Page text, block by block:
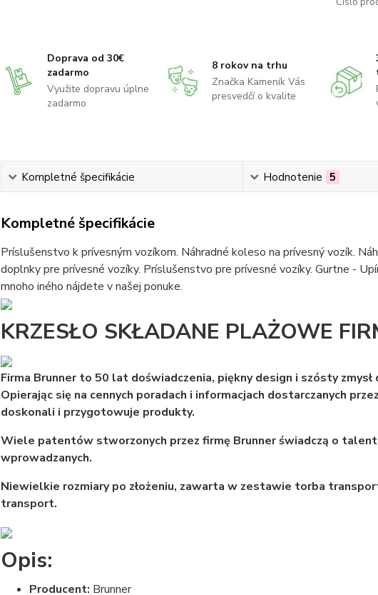
Doprava od 30€
zadarmo
Využite dopravu úplne
zadarmo
8 rokov na trhu
Značka Kameník Vás
presvedčí o kvalite
Kompletné špecifikácie Hodnotenie 5
Kompletné špecifikácie
Príslušenstvo k prívesným vozíkom. Náhradné koleso na prívesný vozík.
doplnky pre prívesné vozíky. Príslušenstvo pre prívesné vozíky. Gurtne -
mnoho iného nájdete v našej ponuke.
KRZESŁO SKŁADANE PLAŻOWE
Firma Brunner to 50 lat doświadczenia, piękny design i szósty
Opierając się na cennych poradach i informacjach dostarczanych
doskonali i przygotowuje produkty.
Wiele patentów stworzonych przez firmę Brunner świadczą o
wprowadzanych.
Niewielkie rozmiary po złożeniu, zawarta w zestawie torba
transport.
Opis:
Producent: Brunner